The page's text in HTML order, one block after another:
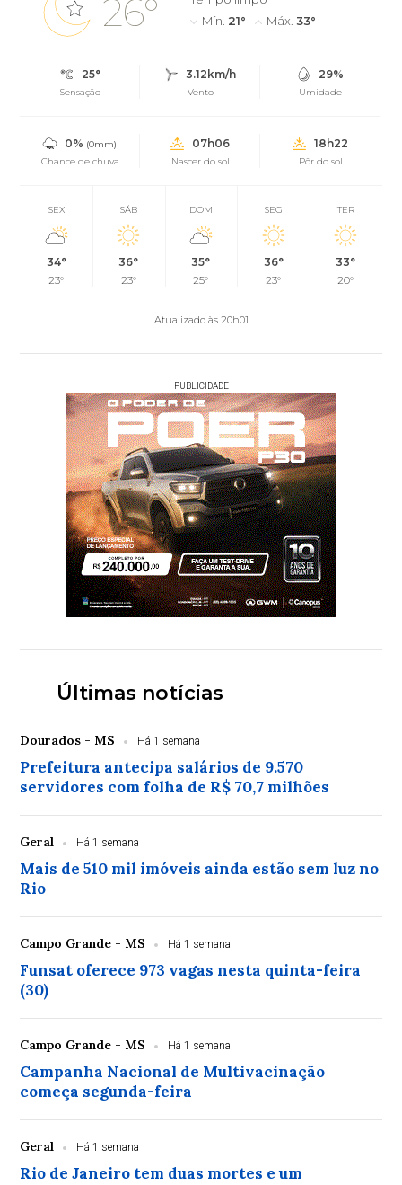
26°
Mín. 21° Máx. 33°
25°
Sensação
3.12km/h
Vento
29%
Umidade
0% (0mm)
Chance de chuva
07h06
Nascer do sol
18h22
Pôr do sol
SEX
34°
23°
SÁB
36°
23°
DOM
35°
25°
SEG
36°
23°
TER
33°
20°
Atualizado às 20h01
PUBLICIDADE
Últimas notícias
Dourados - MS Há 1 semana
Prefeitura antecipa salários de 9.570
servidores com folha de R$ 70,7 milhões
Geral Há 1 semana
Mais de 510 mil imóveis ainda estão sem luz no
Rio
Campo Grande - MS Há 1 semana
Funsat oferece 973 vagas nesta quinta-feira
(30)
Campo Grande - MS Há 1 semana
Campanha Nacional de Multivacinação
começa segunda-feira
Geral Há 1 semana
Rio de Janeiro tem duas mortes e um